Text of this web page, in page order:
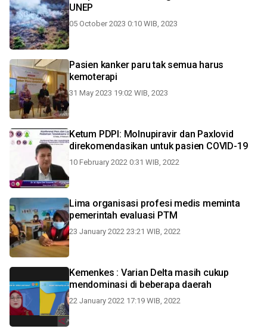
UNEP
05 October 2023 0:10 WIB, 2023
Pasien kanker paru tak semua harus
kemoterapi
31 May 2023 19:02 WIB, 2023
Ketum PDPI: Molnupiravir dan Paxlovid
direkomendasikan untuk pasien COVID-19
10 February 2022 0:31 WIB, 2022
Lima organisasi profesi medis meminta
pemerintah evaluasi PTM
23 January 2022 23:21 WIB, 2022
Kemenkes : Varian Delta masih cukup
mendominasi di beberapa daerah
22 January 2022 17:19 WIB, 2022